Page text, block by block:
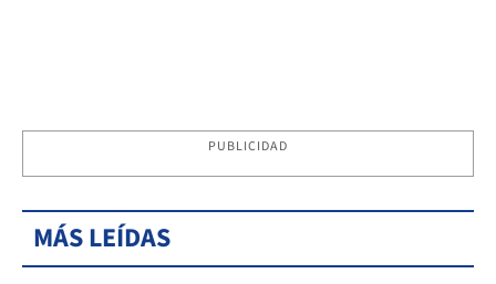
PUBLICIDAD
MÁS LEÍDAS